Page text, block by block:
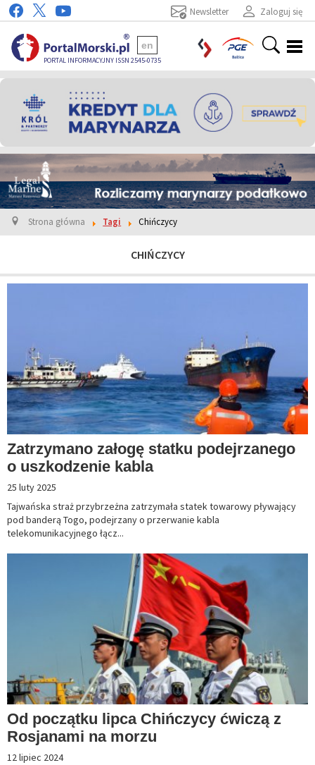
Zaloguj się
Newsletter
PORTAL INFORMACYJNY ISSN 2545-0735
en
Strona główna Tagi Chińczycy
CHIŃCZYCY
Zatrzymano załogę statku podejrzanego
o uszkodzenie kabla
25 luty 2025
Tajwańska straż przybrzeżna zatrzymała statek towarowy pływający
pod banderą Togo, podejrzany o przerwanie kabla
telekomunikacyjnego łącz...
Od początku lipca Chińczycy ćwiczą z
Rosjanami na morzu
12 lipiec 2024